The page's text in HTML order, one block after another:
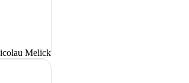
Melick